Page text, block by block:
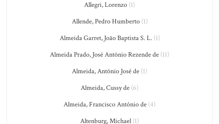
Allegri, Lorenzo (1)
Allende, Pedro Humberto(1)
Almeida Garret, João Baptista S. L.(1)
Almeida Prado, José Antônio Rezende de (11)
Almeida, Antônio José de (1)
Almeida, Cussy de (6)
Almeida, Francisco António de (4)
Altenburg, Michael (1)